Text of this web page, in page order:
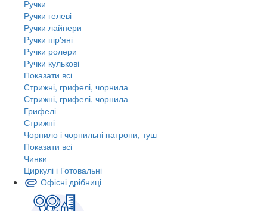
Ручки
Ручки гелеві
Ручки лайнери
Ручки пір'яні
Ручки ролери
Ручки кулькові
Показати всі
Стрижні, грифелі, чорнила
Стрижні, грифелі, чорнила
Грифелі
Стрижні
Чорнило і чорнильні патрони, туш
Показати всі
Чинки
Циркулі і Готовальні
Офісні дрібниці